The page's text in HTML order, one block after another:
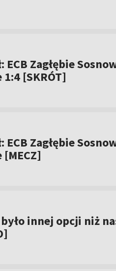
Zagłębie
[SKRÓT]
Zagłębie
innej opcji niż